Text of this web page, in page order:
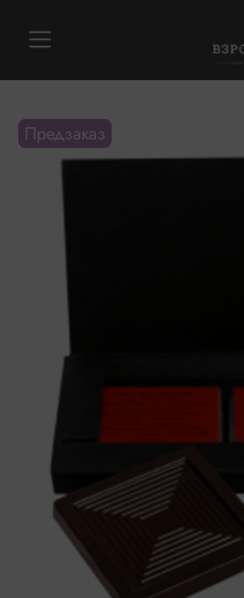
Предзаказ